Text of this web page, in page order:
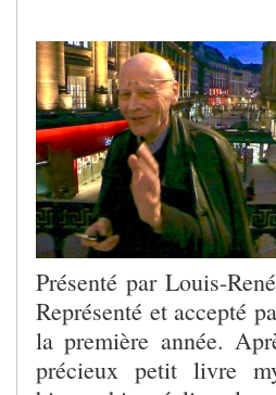
Présenté par Louis-
Représenté et accepté
la première année.
précieux petit livre